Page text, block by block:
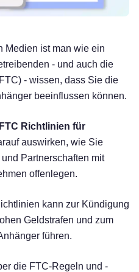
Medien ist man wie ein
- und auch die
- wissen, dass Sie die
beeinflussen können.
FTC Richtlinien für
auswirken, wie Sie
Partnerschaften mit
offenlegen.
kann zur Kündigung
Geldstrafen und zum
führen.
die FTC-Regeln und -